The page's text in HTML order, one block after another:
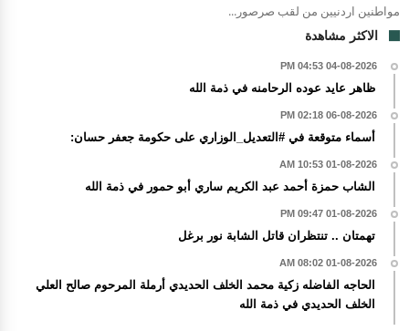
مواطنين اردنيين من لقب صرصور...
الاكثر مشاهدة
04-08-2026 04:53 PM
ظاهر عايد عوده الرحامنه في ذمة الله
06-08-2026 02:18 PM
أسماء متوقعة في #التعديل_الوزاري على حكومة جعفر حسان:
01-08-2026 10:53 AM
الشاب حمزة أحمد عبد الكريم ساري أبو حمور في ذمة الله
01-08-2026 09:47 PM
تهمتان .. تنتظران قاتل الشابة نور برغل
01-08-2026 08:02 AM
الحاجه الفاضله زكية محمد الخلف الحديدي أرملة المرحوم صالح العلي
الخلف الحديدي في ذمة الله